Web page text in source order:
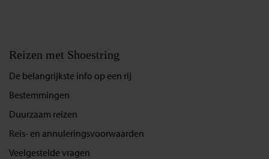
Reizen met Shoestring
De belangrijkste info op een rij
Bestemmingen
Duurzaam reizen
Reis- en annuleringsvoorwaarden
Veelgestelde vragen